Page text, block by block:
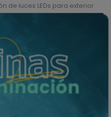
de luces LEDs para exterior